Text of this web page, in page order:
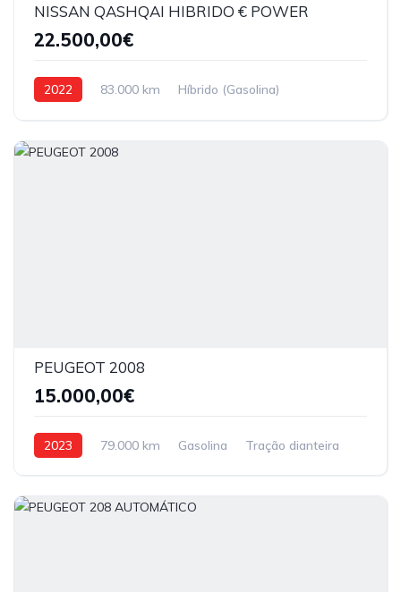
NISSAN QASHQAI HIBRIDO € POWER
22.500,00€
2022 83.000 km
Híbrido (Gasolina)
PEUGEOT 2008
15.000,00€
2023 79.000 km Gasolina Tração dianteira